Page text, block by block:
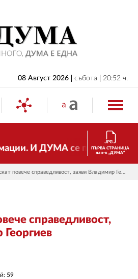
08 Август 2026 събота 20:52 ч.
И ДУМА се променя иПЪРВА СТРАНИЦА
на в-к „ДУМА“
Хората искат повече справедливост, заяви Владимир Георгиев
справедливост,
Георгиев
59
БЪЛГАРИЯ
ИКОНОМИКА
ИЗБОРИ
СВЯТ
ДРУГИ
АВТОРИ